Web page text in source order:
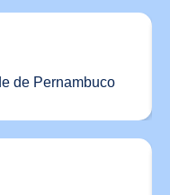
de Pernambuco